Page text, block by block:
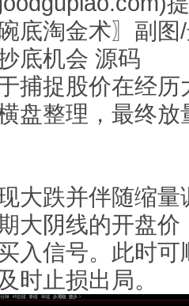
底淘金术〗副
底机会 源码
捕捉股价在经
盘整理，最终
大跌并伴随缩
大阴线的开盘
入信号。此时
时止损出局。